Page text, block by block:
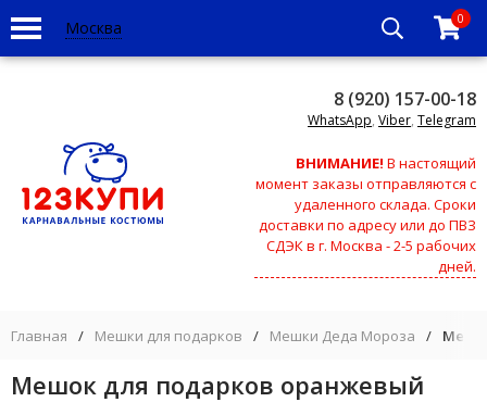
Москва 0
8 (920) 157-00-18
WhatsApp, Viber, Telegram
ВНИМАНИЕ! В настоящий
момент заказы отправляются с
удаленного склада. Сроки
доставки по адресу или до ПВЗ
СДЭК в г. Москва - 2-5 рабочих
дней.
Главная / Мешки для подарков / Мешки Деда Мороза /
Мешок для подарков оранжевый